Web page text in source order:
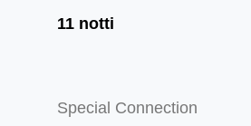
11 notti
Special Connection